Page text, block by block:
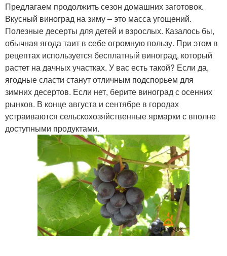
Недозрелый виноград Незрелый виноград
Вино из кислого
винограда
Виноград в домашних
условиях
Вина из кислого
винограда
Зеленый виноград
Вино из недозревшего
винограда
Блюда из незрелого
Заготовки из незрелого
Предлагаем продолжить сезон домашних заготовок.
Вкусный виноград на зиму – это масса угощений.
Полезные десерты для детей и взрослых. Казалось бы,
обычная ягода таит в себе огромную пользу. При этом в
рецептах используется бесплатный виноград, который
растет на дачных участках. У вас есть такой? Если да,
ягодные сласти станут отличным подспорьем для
зимних десертов. Если нет, берите виноград с осенних
рынков. В конце августа и сентябре в городах
устраиваются сельскохозяйственные ярмарки с вполне
доступными продуктами.